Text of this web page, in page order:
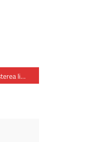
FIFA plănuieşte creşterea limitei de echipe pe ţară – la Cupa Mondială a Cluburilor